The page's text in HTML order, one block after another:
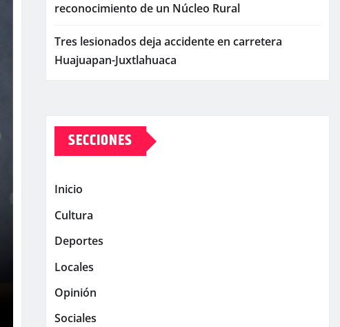
reconocimiento de un Núcleo Rural
Tres lesionados deja accidente en carretera
Huajuapan-Juxtlahuaca
SECCIONES
Inicio
Cultura
Deportes
Locales
Opinión
Sociales